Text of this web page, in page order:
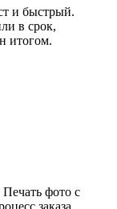
и быстрый.
в срок,
итогом.
фото с
заказа